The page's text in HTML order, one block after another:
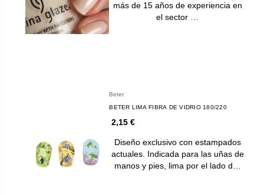
más de 15 años de experiencia en
el sector …
Beter
BETER LIMA FIBRA DE VIDRIO 180/220
2,15 €
Diseño exclusivo con estampados
actuales. Indicada para las uñas de
manos y pies, lima por el lado d…